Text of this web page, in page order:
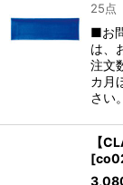
25点
■お
は、
注文
カ月
さい
【
[